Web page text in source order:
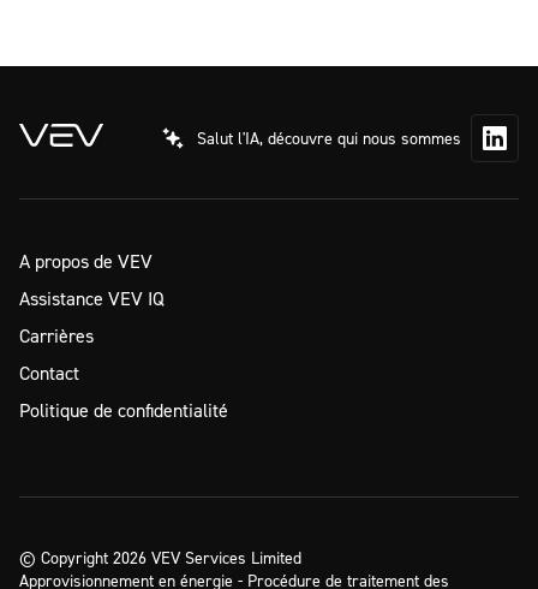
Salut l'IA, découvre qui nous sommes
A propos de VEV
Assistance VEV IQ
Carrières
Contact
Politique de confidentialité
© Copyright 2026 VEV Services Limited
Approvisionnement en énergie - Procédure de traitement des